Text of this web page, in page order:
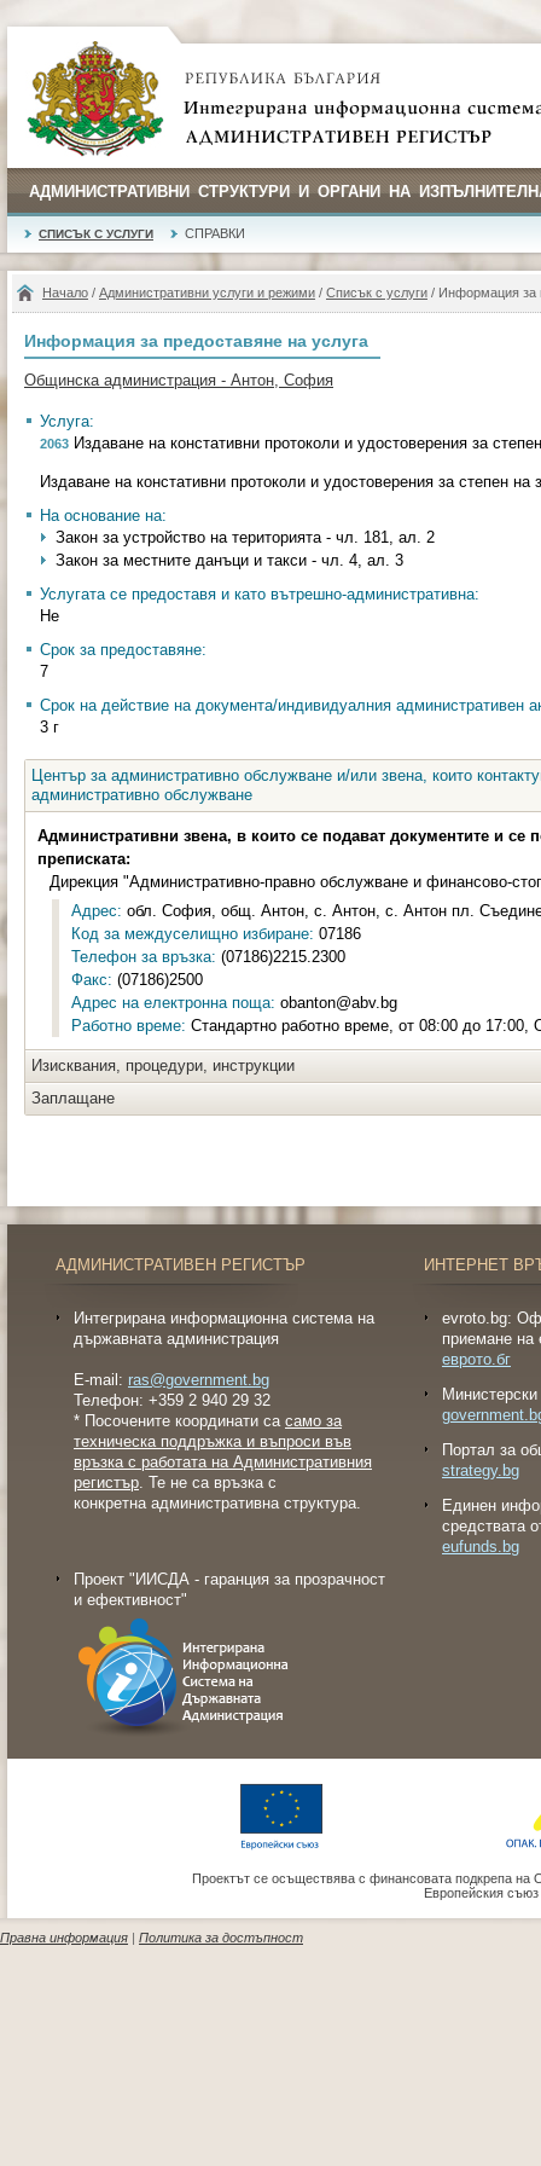
АДМИНИСТРАТИВНИ СТРУКТУРИ И ОРГАНИ НА
СПИСЪК С УСЛУГИ СПРАВКИ
Начало / Административни услуги и режими / Списък с услуги / Информация за
Информация за предоставяне на услуга
Общинска администрация - Антон, София
Услуга:
2063 Издаване на констативни протоколи и удостоверения за
Издаване на констативни протоколи и удостоверения за степен
На основание на:
Закон за устройство на територията - чл. 181, ал. 2
Закон за местните данъци и такси - чл. 4, ал. 3
Услугата се предоставя и като вътрешно-административна:
Не
Срок за предоставяне:
7
Срок на действие на документа/индивидуалния административен
3 г
Център за административно обслужване и/или звена, които
административно обслужване
Административни звена, в които се подават документите и се
преписката:
Дирекция "Административно-правно обслужване и финансово-
Адрес: обл. София, общ. Антон, с. Антон, с. Антон пл.
Код за междуселищно избиране: 07186
Телефон за връзка: (07186)2215.2300
Факс: (07186)2500
Адрес на електронна поща: obanton@abv.bg
Работно време: Стандартно работно време, от 08:00 до 17:00,
Изисквания, процедури, инструкции
Заплащане
АДМИНИСТРАТИВЕН РЕГИСТЪР
Интегрирана информационна система на
държавната администрация
E-mail: ras@government.bg
Телефон: +359 2 940 29 32
* Посочените координати са само за
техническа поддръжка и въпроси във
връзка с работата на Административния
регистър. Те не са връзка с
конкретна административна структура.
Проект "ИИСДА - гаранция за прозрачност
и ефективност"
ИНТЕРНЕТ
evroto.bg:
приемане на
еврото.бг
Портал за
strategy.bg
Eдинен
средствата
eufunds.bg
Проектът се осъществява с финансовата подкрепа на
Европейския
Правна информация | Политика за достъпност